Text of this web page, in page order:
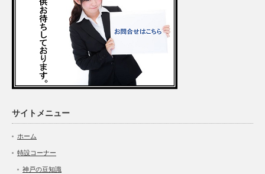
サイトメニュー
ホーム
特設コーナー
神戸の豆知識